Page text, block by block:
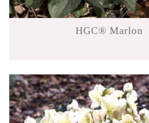
HGC® Marlon